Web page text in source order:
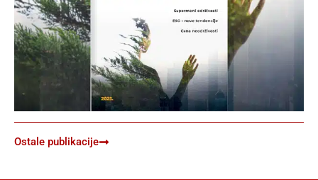
Ostale publikacije